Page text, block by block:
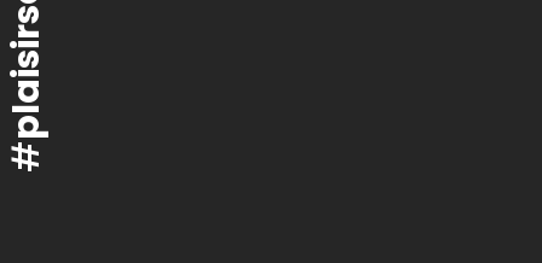
#
plaisirs